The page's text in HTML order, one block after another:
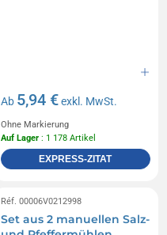
Ab 5,94 €exkl. MwSt.
Ohne Markierung
Auf Lager : 1 178 Artikel
EXPRESS-ZITAT
Réf. 00006V0212998
Set aus 2 manuellen Salz-